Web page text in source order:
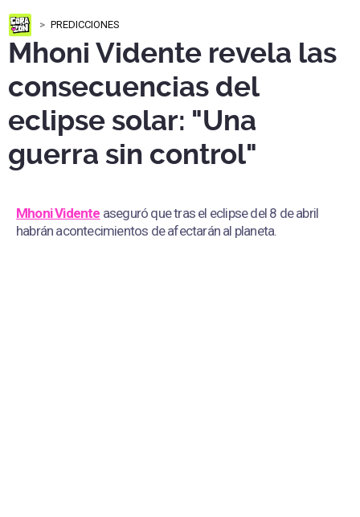
PREDICCIONES
Mhoni Vidente revela las
consecuencias del
eclipse solar: "Una
guerra sin control"
Mhoni Vidente aseguró que tras el eclipse del 8 de abril
habrán acontecimientos de afectarán al planeta.